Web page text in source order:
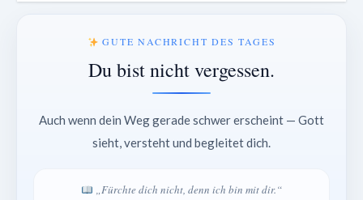
GUTE NACHRICHT DES TAGES
Du bist nicht vergessen.
Auch wenn dein Weg gerade schwer erscheint — Gott
sieht, versteht und begleitet dich.
„Fürchte dich nicht, denn ich bin mit dir.“